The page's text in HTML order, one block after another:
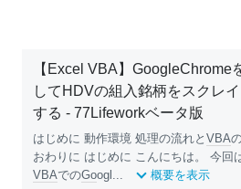
【Excel VBA】GoogleChrome
してHDVの組入銘柄をスクレ
する - 77Lifeworkベータ版
はじめに 動作環境 処理の流れと VBA
おわりに はじめに こんにちは。 今回
VBAでのGoogl... 概要を表示